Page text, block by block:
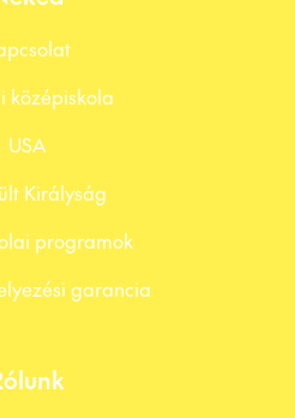
középiskola
USA
Királyság
programok
garancia